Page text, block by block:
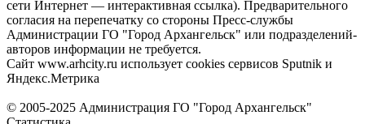
сети Интернет — интерактивная ссылка). Предварительного
согласия на перепечатку со стороны Пресс-службы
Администрации ГО "Город Архангельск" или подразделений-
авторов информации не требуется.
Сайт www.arhcity.ru использует cookies сервисов Sputnik и
Яндекс.Метрика
© 2005-2025 Администрация ГО "Город Архангельск"